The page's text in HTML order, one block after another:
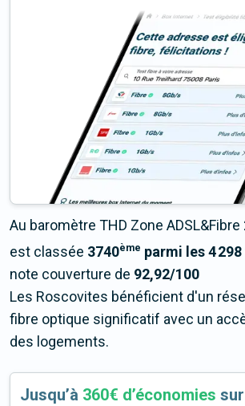
Au baromètre THD Zone
est classée 3740ème parmi les 4
note couverture de 92,92/100
Les Roscovites bénéficient d'un
fibre optique significatif avec un
des logements.
Jusqu’à 360€ d’économies